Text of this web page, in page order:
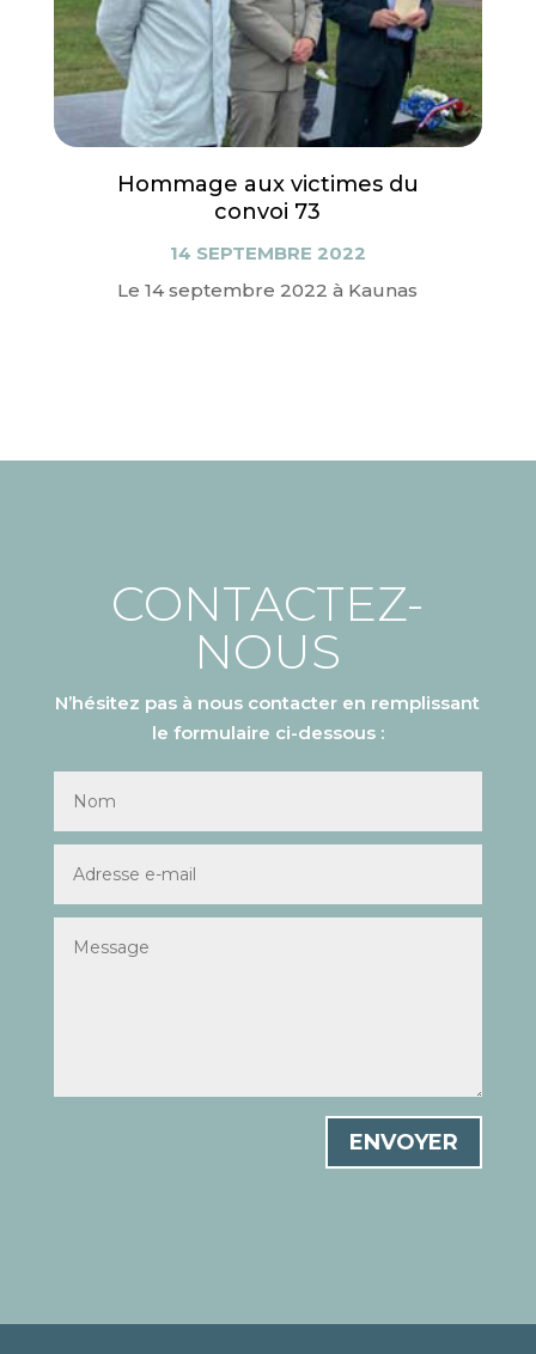
Hommage aux victimes du
convoi 73
14 SEPTEMBRE 2022
Le 14 septembre 2022 à Kaunas
CONTACTEZ-
NOUS
N’hésitez pas à nous contacter en remplissant
le formulaire ci-dessous :
ENVOYER